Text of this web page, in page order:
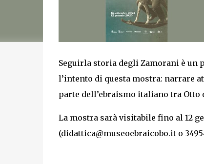
Seguirla storia degli Zamorani è un
l’intento di questa mostra: narrare
parte dell’ebraismo italiano tra Otto
La mostra sarà visitabile fino al 12
(didattica@museoebraicobo.it o